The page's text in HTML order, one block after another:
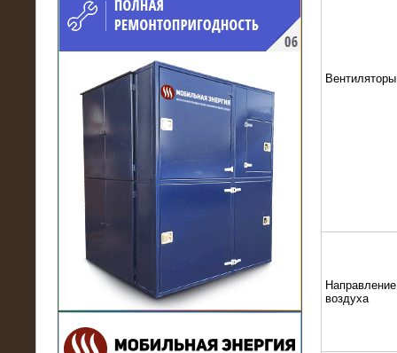
21.03.2017
Комплектная трансформаторная
подстанция 6 МВА (морское
исполнение, IP56)
Вентиляторы
воздуха